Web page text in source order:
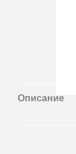
Описание